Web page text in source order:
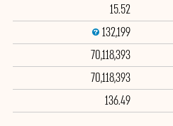
15.52
132,199
70,118,393
70,118,393
136.49